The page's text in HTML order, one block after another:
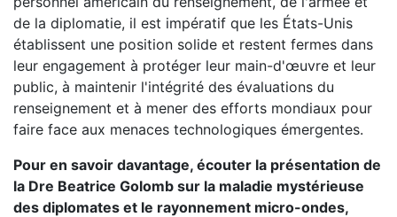
de la diplomatie, il est impératif que les États-Unis
établissent une position solide et restent fermes dans
leur engagement à protéger leur main-d'œuvre et leur
public, à maintenir l'intégrité des évaluations du
renseignement et à mener des efforts mondiaux pour
faire face aux menaces technologiques émergentes.
Pour en savoir davantage, écouter la présentation de
la Dre Beatrice Golomb sur la maladie mystérieuse
des diplomates et le rayonnement micro-ondes,